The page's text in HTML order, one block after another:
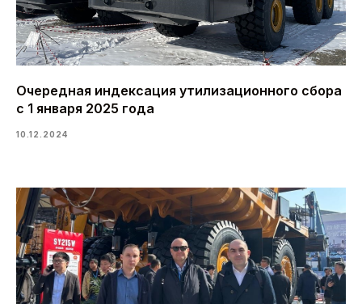
Очередная индексация утилизационного сбора
с 1 января 2025 года
10.12.2024